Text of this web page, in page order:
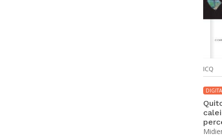
ICQ